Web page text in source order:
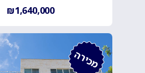
₪1,640,000
מכירה